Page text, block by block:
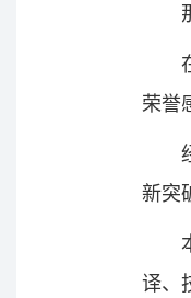
荣誉
新突
译、